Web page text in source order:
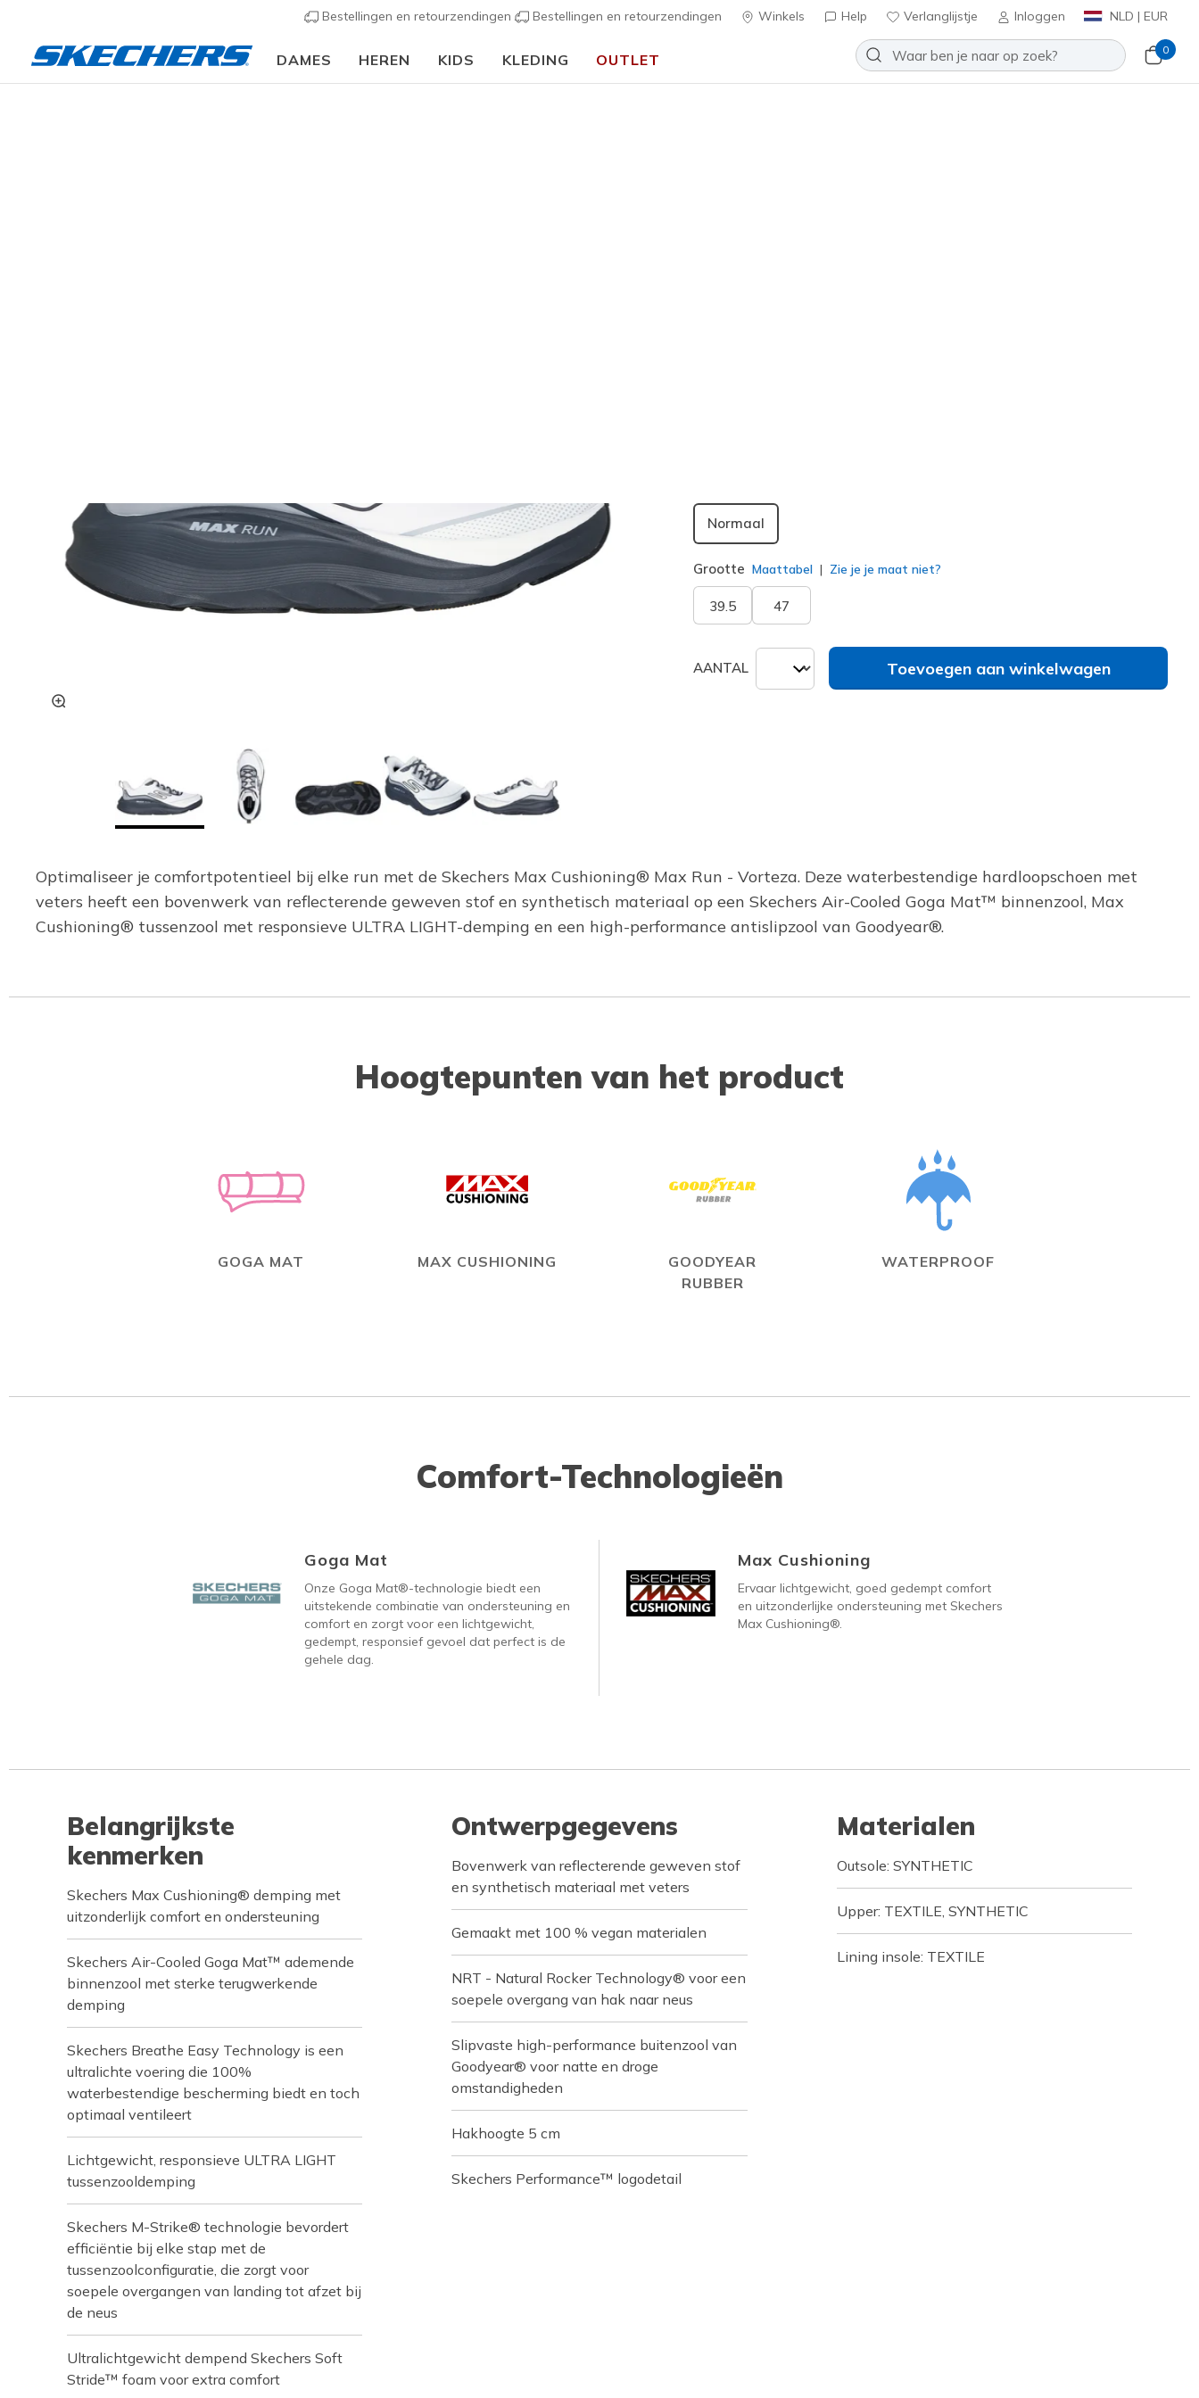
Bestellingen en retourzendingen Bestellingen en retourzendingen Winkels Help Verlanglijstje Inloggen NLD | EUR
DAMES HEREN KIDS KLEDING OUTLET
0
Normaal
Grootte Maattabel Zie je je maat niet?
39.5 47
AANTAL Toevoegen aan winkelwagen
Optimaliseer je comfortpotentieel bij elke run met de Skechers Max Cushioning® Max Run - Vorteza. Deze waterbestendige hardloopschoen met
veters heeft een bovenwerk van reflecterende geweven stof en synthetisch materiaal op een Skechers Air-Cooled Goga Mat™ binnenzool, Max
Cushioning® tussenzool met responsieve ULTRA LIGHT-demping en een high-performance antislipzool van Goodyear®.
Hoogtepunten van het product
GOGA MAT MAX CUSHIONING
GOODYEAR
RUBBER
WATERPROOF
Comfort-Technologieën
Goga Mat
Onze Goga Mat®-technologie biedt een
uitstekende combinatie van ondersteuning en
comfort en zorgt voor een lichtgewicht,
gedempt, responsief gevoel dat perfect is de
gehele dag.
Max Cushioning
Ervaar lichtgewicht, goed gedempt comfort
en uitzonderlijke ondersteuning met Skechers
Max Cushioning®.
Belangrijkste
kenmerken
Skechers Max Cushioning® demping met
uitzonderlijk comfort en ondersteuning
Skechers Air-Cooled Goga Mat™ ademende
binnenzool met sterke terugwerkende
demping
Skechers Breathe Easy Technology is een
ultralichte voering die 100%
waterbestendige bescherming biedt en toch
optimaal ventileert
Lichtgewicht, responsieve ULTRA LIGHT
tussenzooldemping
Skechers M-Strike® technologie bevordert
efficiëntie bij elke stap met de
tussenzoolconfiguratie, die zorgt voor
soepele overgangen van landing tot afzet bij
de neus
Ultralichtgewicht dempend Skechers Soft
Stride™ foam voor extra comfort
Ontwerpgegevens
Bovenwerk van reflecterende geweven stof
en synthetisch materiaal met veters
Gemaakt met 100 % vegan materialen
NRT - Natural Rocker Technology® voor een
soepele overgang van hak naar neus
Slipvaste high-performance buitenzool van
Goodyear® voor natte en droge
omstandigheden
Hakhoogte 5 cm
Skechers Performance™ logodetail
Materialen
Outsole: SYNTHETIC
Upper: TEXTILE, SYNTHETIC
Lining insole: TEXTILE